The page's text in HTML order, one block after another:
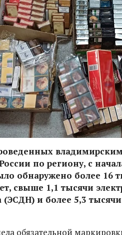
по региону, с
обнаружено более 16
свыше 1,1 тысячи
(ЭСДН) и более 5,3
обязательной